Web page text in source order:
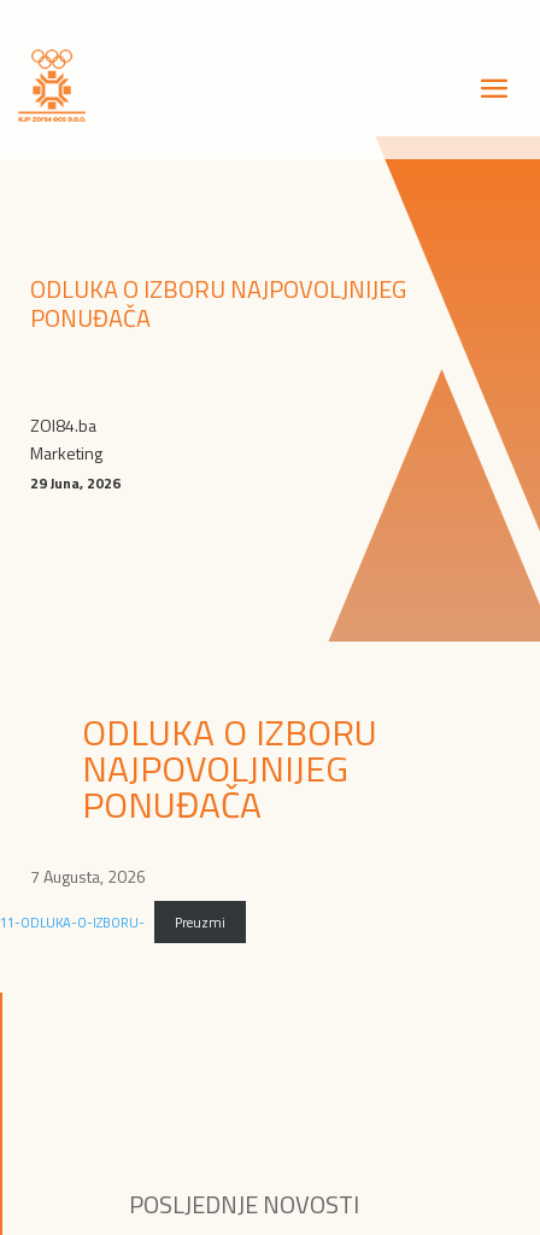
ODLUKA O IZBORU NAJPOVOLJNIJEG
PONUĐAČA
ZOI84.ba
Marketing
29 Juna, 2026
ODLUKA O IZBORU
NAJPOVOLJNIJEG
PONUĐAČA
7 Augusta, 2026
11-ODLUKA-O-IZBORU- Preuzmi
POSLJEDNJE NOVOSTI